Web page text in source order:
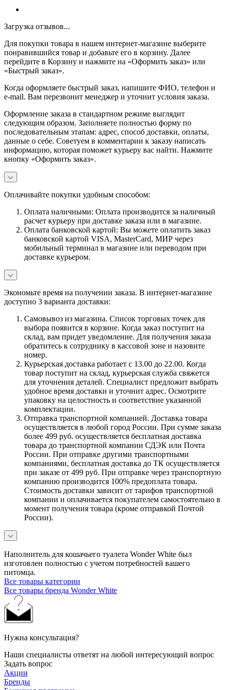
Загрузка отзывов...
Для покупки товара в нашем интернет-магазине выберите
понравившийся товар и добавьте его в корзину. Далее
перейдите в Корзину и нажмите на «Оформить заказ» или
«Быстрый заказ».
Когда оформляете быстрый заказ, напишите ФИО, телефон и
e-mail. Вам перезвонит менеджер и уточнит условия заказа.
Оформление заказа в стандартном режиме выглядит
следующим образом. Заполняете полностью форму по
последовательным этапам: адрес, способ доставки, оплаты,
данные о себе. Советуем в комментарии к заказу написать
информацию, которая поможет курьеру вас найти. Нажмите
кнопку «Оформить заказ».
Оплачивайте покупки удобным способом:
Оплата наличными: Оплата производится за наличный
расчет курьеру при доставке заказа или в магазине.
Оплата банковской картой: Вы можете оплатить заказ
банковской картой VISA, MasterCard, МИР через
мобильный терминал в магазине или переводом при
доставке курьером.
Экономьте время на получении заказа. В интернет-магазине
доступно 3 варианта доставки:
Самовывоз из магазина. Список торговых точек для
выбора появится в корзине. Когда заказ поступит на
склад, вам придет уведомление. Для получения заказа
обратитесь к сотруднику в кассовой зоне и назовите
номер.
Курьерская доставка работает с 13.00 до 22.00. Когда
товар поступит на склад, курьерская служба свяжется
для уточнения деталей. Специалист предложит выбрать
удобное время доставки и уточнит адрес. Осмотрите
упаковку на целостность и соответствие указанной
комплектации.
Отправка транспортной компанией. Доставка товара
осуществляется в любой город России. При сумме заказа
более 499 руб. осуществляется бесплатная доставка
товара до транспортной компании СДЭК или Почта
России. При отправке другими транспортными
компаниями, бесплатная доставка до ТК осуществляется
при заказе от 499 руб. При отправке через транспортную
компанию производится 100% предоплата товара.
Стоимость доставки зависит от тарифов транспортной
компании и оплачивается покупателем самостоятельно в
момент получения товара (кроме отправкой Почтой
России).
Наполнитель для кошачьего туалета Wonder White был
изготовлен полностью с учетом потребностей вашего
питомца.
Все товары категории
Все товары бренда Wonder White
Нужна консультация?
Наши специалисты ответят на любой интересующий вопрос
Задать вопрос
Акции
Бренды